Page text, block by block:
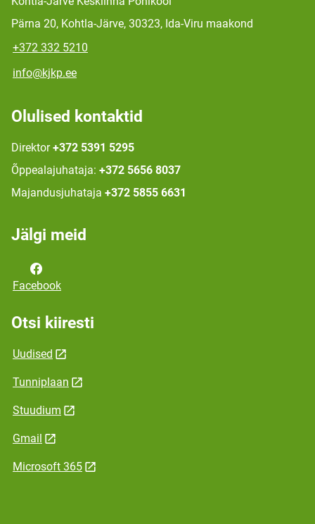
Pärna 20, Kohtla-Järve, 30323, Ida-Viru maakond
+372 332 5210
info@kjkp.ee
Olulised kontaktid
Direktor +372 5391 5295
Õppealajuhataja: +372 5656 8037
Majandusjuhataja +372 5855 6631
Jälgi meid
Facebook
Otsi kiiresti
Uudised
Tunniplaan
Stuudium
Gmail
Microsoft 365